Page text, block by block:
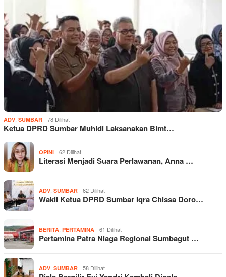
ADV SUMBAR 78 Dilihat
Ketua DPRD Sumbar Muhidi Laksanakan Bimt…
OPINI 62 Dilihat
Literasi Menjadi Suara Perlawanan, Anna …
ADV SUMBAR 62 Dilihat
Wakil Ketua DPRD Sumbar Iqra Chissa Doro…
BERITA PERTAMINA 61 Dilihat
Pertamina Patra Niaga Regional Sumbagut …
ADV SUMBAR 58 Dilihat